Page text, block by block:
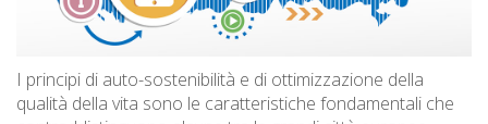
I principi di auto-sostenibilità e di ottimizzazione della
qualità della vita sono le caratteristiche fondamentali che